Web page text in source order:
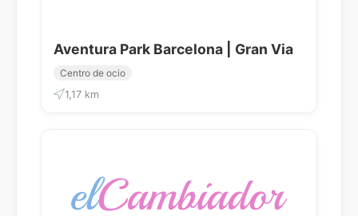
Aventura Park Barcelona | Gran Via
Centro de ocio
1,17 km